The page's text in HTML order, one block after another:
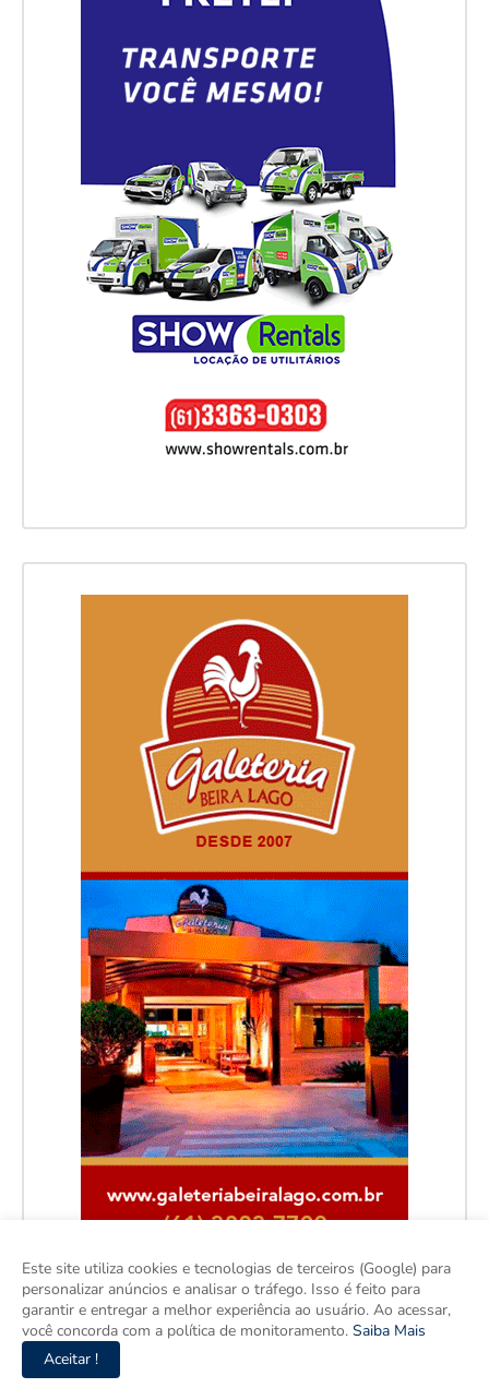
Este site utiliza cookies e tecnologias de terceiros (Google) para
personalizar anúncios e analisar o tráfego. Isso é feito para
garantir e entregar a melhor experiência ao usuário. Ao acessar,
você concorda com a política de monitoramento. Saiba Mais
Aceitar !